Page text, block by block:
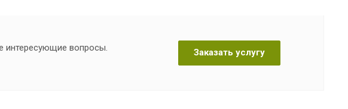
интересующие вопросы. Заказать услугу